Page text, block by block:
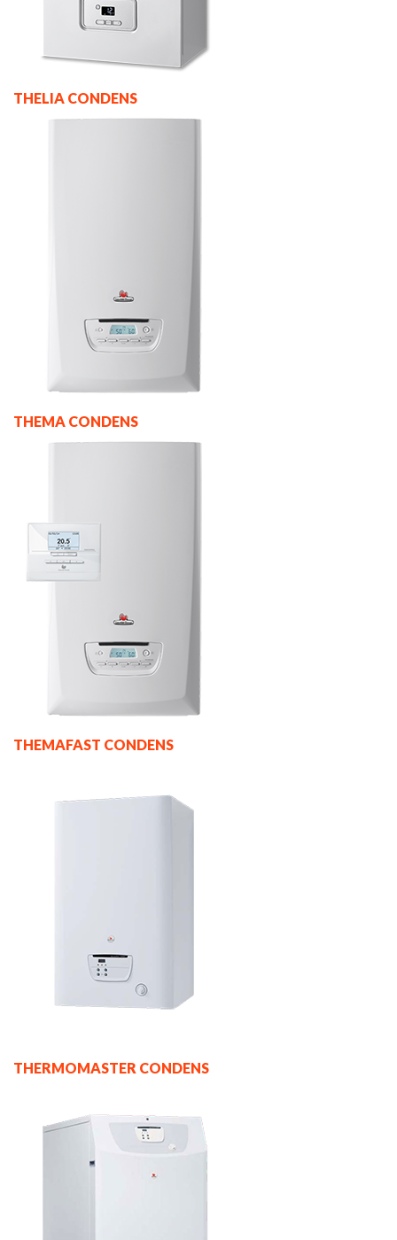
THELIA CONDENS
THEMA CONDENS
THEMAFAST CONDENS
THERMOMASTER CONDENS